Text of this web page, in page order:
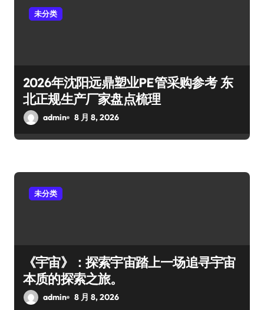
未分类
2026年沈阳远鼎塑业PE管采购参考 东
北正规生产厂家盘点梳理
admin 8 月 8, 2026
未分类
《宇宙》：探索宇宙踏上一场追寻宇宙
本质的探索之旅。
admin 8 月 8, 2026